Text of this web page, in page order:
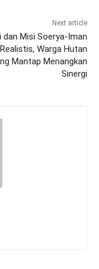
Next article
dan Misi Soerya-Iman
Warga Hutan
Mantap Menangkan
Sinergi